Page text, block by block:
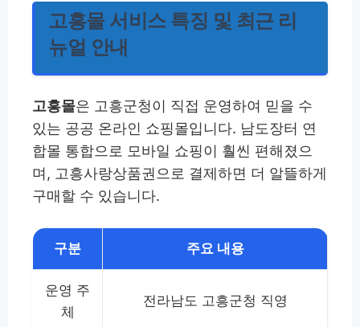
고흥몰 서비스 특징 및 최근 리
뉴얼 안내
고흥몰은 고흥군청이 직접 운영하여 믿을 수
있는 공공 온라인 쇼핑몰입니다. 남도장터 연
합몰 통합으로 모바일 쇼핑이 훨씬 편해졌으
며, 고흥사랑상품권으로 결제하면 더 알뜰하게
구매할 수 있습니다.
구분 주요 내용
운영 주
체
전라남도 고흥군청 직영